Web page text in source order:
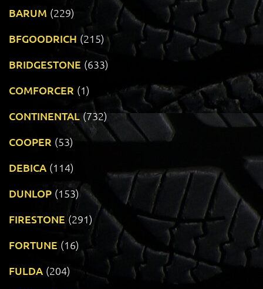
BARUM (229)
BFGOODRICH (215)
BRIDGESTONE (633)
COMFORCER (1)
CONTINENTAL (732)
COOPER (53)
DEBICA (114)
DUNLOP (153)
FIRESTONE (291)
FORTUNE (16)
FULDA (204)